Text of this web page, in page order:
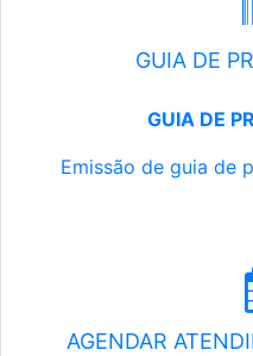
GUIA DE
GUIA DE
Emissão de guia de
AGENDAR